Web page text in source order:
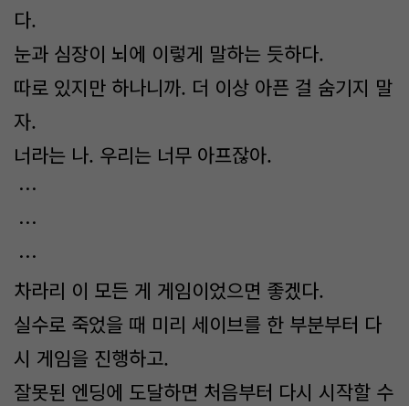
다.
눈과 심장이 뇌에 이렇게 말하는 듯하다.
따로 있지만 하나니까. 더 이상 아픈 걸 숨기지 말
자.
너라는 나. 우리는 너무 아프잖아.
…
…
…
차라리 이 모든 게 게임이었으면 좋겠다.
실수로 죽었을 때 미리 세이브를 한 부분부터 다
시 게임을 진행하고.
잘못된 엔딩에 도달하면 처음부터 다시 시작할 수